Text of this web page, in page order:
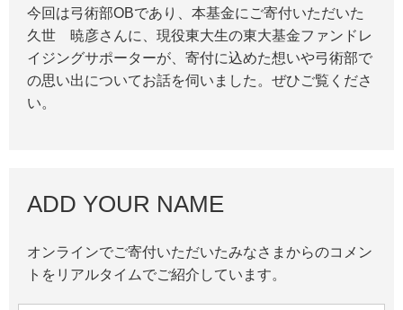
今回は弓術部OBであり、本基金にご寄付いただいた
久世 暁彦さんに、現役東大生の東大基金ファンドレ
イジングサポーターが、寄付に込めた想いや弓術部で
の思い出についてお話を伺いました。ぜひご覧くださ
い。
ADD YOUR NAME
オンラインでご寄付いただいたみなさまからのコメン
トをリアルタイムでご紹介しています。